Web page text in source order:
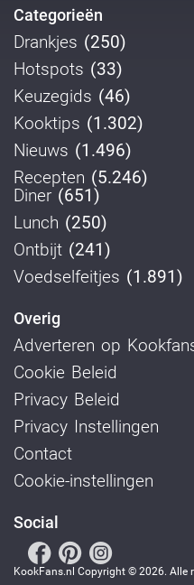
Categorieën
Drankjes (250)
Hotspots (33)
Keuzegids (46)
Kooktips (1.302)
Nieuws (1.496)
Recepten (5.246)
Diner (651)
Lunch (250)
Ontbijt (241)
Voedselfeitjes (1.891)
Overig
Adverteren op
Cookie Beleid
Privacy Beleid
Privacy Instellingen
Contact
Cookie-instellingen
Social
KookFans.nl Copyright © 2026. Alle